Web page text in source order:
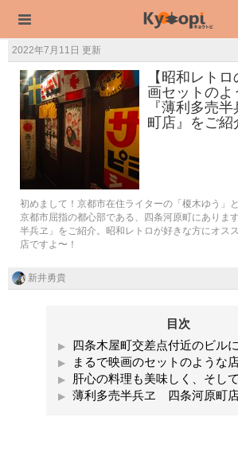
2022年7月11日 更新
【昭和レト
画セットのよ
『薄利多売
町店』をご紹
初めまして！京都市在住ライターの「榎木ゆう」
京都市屈指の都心部である、四条河原町にありま
半兵ヱ」をご紹介。昭和レトロが好きな方にオス
店ですよ〜！
新井勇貴
目次
四条木屋町交差点付近のビル
まるで映画のセットのような
肝心の料理も美味しく、そし
薄利多売半兵ヱ 四条河原町